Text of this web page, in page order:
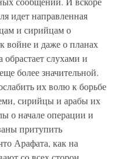
идет направленная
и сирийцам о
войне и даже о планах
слухами и
более значительной.
их волю к борьбе
сирийцы и арабы их
о начале операции и
притупить
Арафата, как на